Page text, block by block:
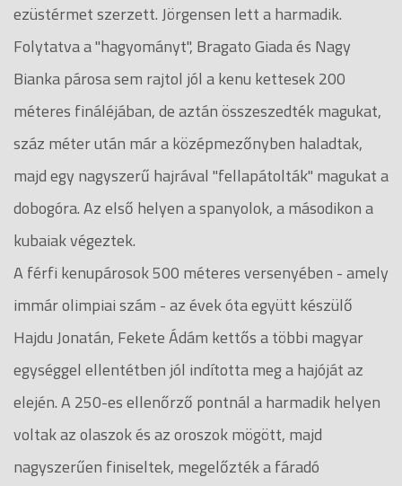
ezüstérmet szerzett. Jörgensen lett a harmadik.
Folytatva a "hagyományt", Bragato Giada és Nagy
Bianka párosa sem rajtol jól a kenu kettesek 200
méteres fináléjában, de aztán összeszedték magukat,
száz méter után már a középmezőnyben haladtak,
majd egy nagyszerű hajrával "fellapátolták" magukat a
dobogóra. Az első helyen a spanyolok, a másodikon a
kubaiak végeztek.
A férfi kenupárosok 500 méteres versenyében - amely
immár olimpiai szám - az évek óta együtt készülő
Hajdu Jonatán, Fekete Ádám kettős a többi magyar
egységgel ellentétben jól indította meg a hajóját az
elején. A 250-es ellenőrző pontnál a harmadik helyen
voltak az olaszok és az oroszok mögött, majd
nagyszerűen finiseltek, megelőzték a fáradó